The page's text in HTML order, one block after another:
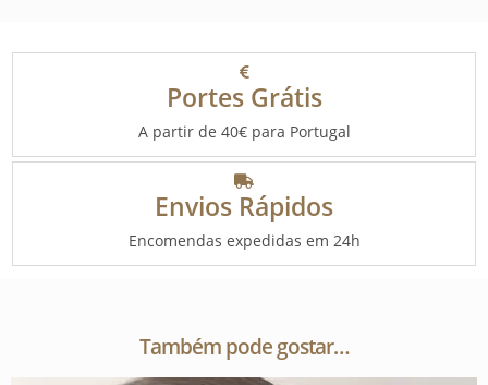
Portes Grátis
A partir de 40€ para Portugal
Envios Rápidos
Encomendas expedidas em 24h
Também pode gostar…